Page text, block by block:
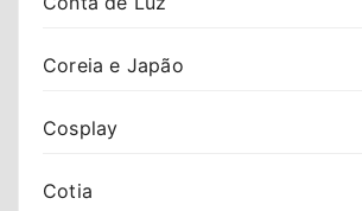
Coreia e Japão
Cosplay
Cotia